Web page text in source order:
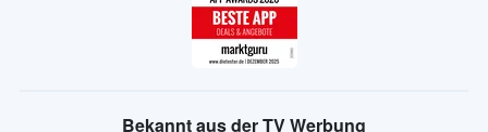
Bekannt aus der TV Werbung